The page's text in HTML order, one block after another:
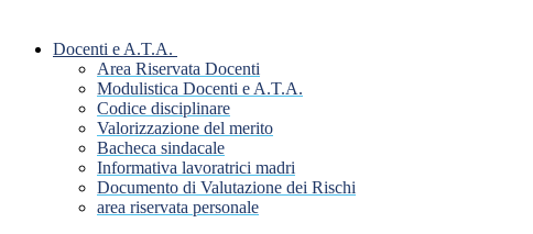
Docenti e A.T.A.
Area Riservata Docenti
Modulistica Docenti e A.T.A.
Codice disciplinare
Valorizzazione del merito
Bacheca sindacale
Informativa lavoratrici madri
Documento di Valutazione dei Rischi
area riservata personale